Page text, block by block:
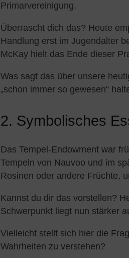
Primarvereinigung.
Überrascht dich das? Heute
Handlung erst im Jugendalter
McKay hielt das Ende dieser
Was sagt das über unsere
„schon immer so gewesen“
2. Symbolisches
Das Tempel-Endowment war
Tempeln von Nauvoo und im
Rosinen oder andere Früchte,
Kannst du dir das vorstellen?
Schwerpunkt liegt nun stärker
Vielleicht stellt sich hier die
Wahrheiten zu verstehen?